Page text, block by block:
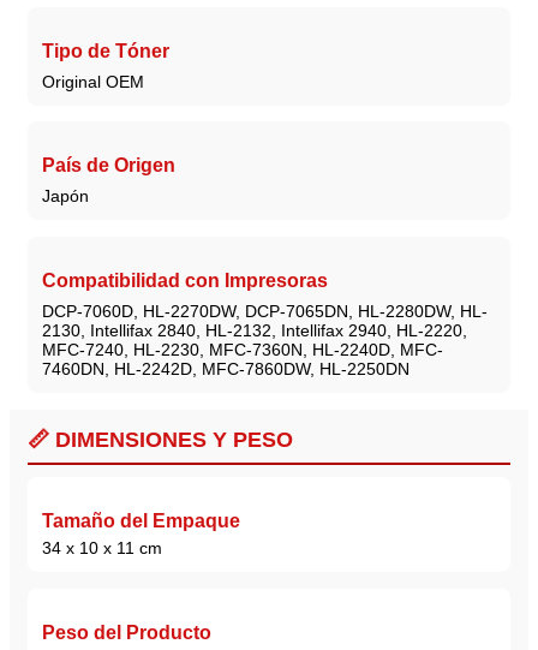
Tipo de Tóner
Original OEM
País de Origen
Japón
Compatibilidad con Impresoras
DCP-7060D, HL-2270DW, DCP-7065DN, HL-2280DW, HL-
2130, Intellifax 2840, HL-2132, Intellifax 2940, HL-2220,
MFC-7240, HL-2230, MFC-7360N, HL-2240D, MFC-
7460DN, HL-2242D, MFC-7860DW, HL-2250DN
📏 DIMENSIONES Y PESO
Tamaño del Empaque
34 x 10 x 11 cm
Peso del Producto